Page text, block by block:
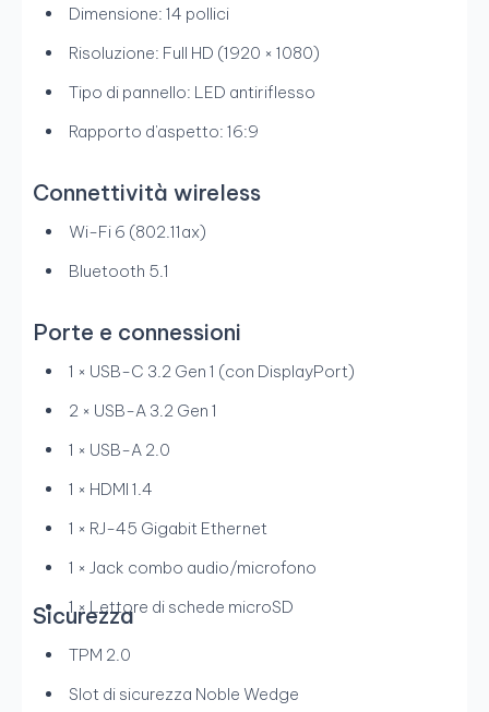
Dimensione: 14 pollici
Risoluzione: Full HD (1920 × 1080)
Tipo di pannello: LED antiriflesso
Rapporto d'aspetto: 16:9
Connettività wireless
Wi-Fi 6 (802.11ax)
Bluetooth 5.1
Porte e connessioni
1 × USB-C 3.2 Gen 1 (con DisplayPort)
2 × USB-A 3.2 Gen 1
1 × USB-A 2.0
1 × HDMI 1.4
1 × RJ-45 Gigabit Ethernet
1 × Jack combo audio/microfono
1 × Lettore di schede microSD
Sicurezza
TPM 2.0
Slot di sicurezza Noble Wedge